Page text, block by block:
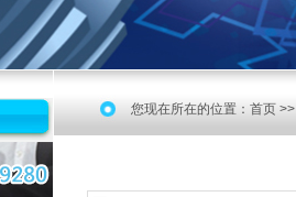
您现在所在的位置： 首页